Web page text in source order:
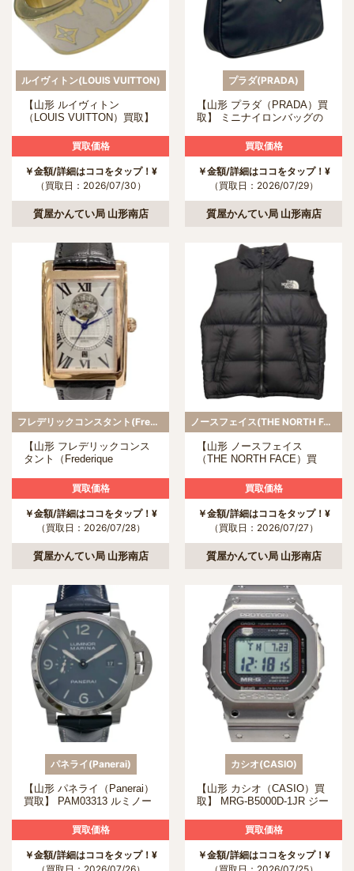
ルイヴィトン(LOUIS VUITTON)
【山形 ルイヴィトン
（LOUIS VUITTON）買取】
ム エナメルの買取について
買取価格
￥金額/詳細はココをタップ！¥
（買取日：2026/07/30）
質屋かんてい局 山形南店
プラダ(PRADA)
【山形 プラダ（PRADA）買
取】 ミニナイロンバッグの
買取価格
￥金額/詳細はココをタップ！¥
（買取日：2026/07/29）
質屋かんてい局 山形南店
フレデリックコンスタント(Frederique Constant)
【山形 フレデリックコンス
タント（Frederique
315MWR4C24 クラシックカ
レ オートマチックハートビ
ートの買取について
買取価格
￥金額/詳細はココをタップ！¥
（買取日：2026/07/28）
質屋かんてい局 山形南店
ノースフェイス(THE NORTH FACE)
【山形 ノースフェイス
（THE NORTH FACE）買
ベストの買取について
買取価格
￥金額/詳細はココをタップ！¥
（買取日：2026/07/27）
質屋かんてい局 山形南店
パネライ(Panerai)
【山形 パネライ（Panerai）
買取】 PAM03313 ルミノー
買取価格
￥金額/詳細はココをタップ！¥
カシオ(CASIO)
【山形 カシオ（CASIO）買
取】 MRG-B5000D-1JR ジー
買取価格
￥金額/詳細はココをタップ！¥